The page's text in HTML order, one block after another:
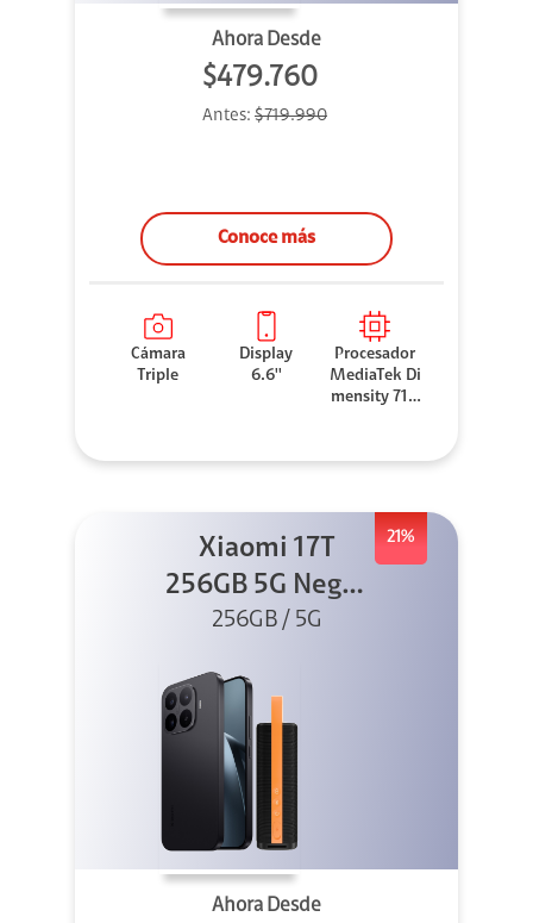
Ahora Desde
$479.760
Antes: $719.990
Conoce más
Cámara
Triple
Display
6.6''
Procesador
MediaTek Di
mensity 710
21%
Xiaomi 17T
256GB 5G Negro
+ Sound
256GB / 5G
Ahora Desde